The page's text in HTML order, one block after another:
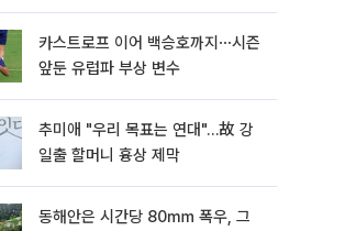
카스트로프 이어 백승호까지⋯시즌
앞둔 유럽파 부상 변수
추미애 "우리 목표는 연대"…故 강
일출 할머니 흉상 제막
동해안은 시간당 80㎜ 폭우, 그